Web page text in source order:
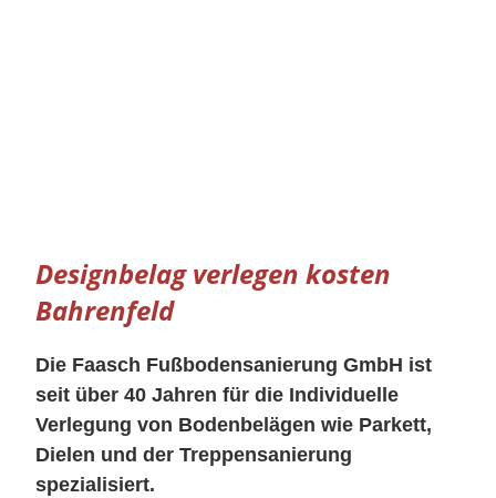
Designbelag verlegen kosten
Bahrenfeld
Die Faasch Fußbodensanierung GmbH ist
seit über 40 Jahren für die Individuelle
Verlegung von Bodenbelägen wie Parkett,
Dielen und der Treppensanierung
spezialisiert.